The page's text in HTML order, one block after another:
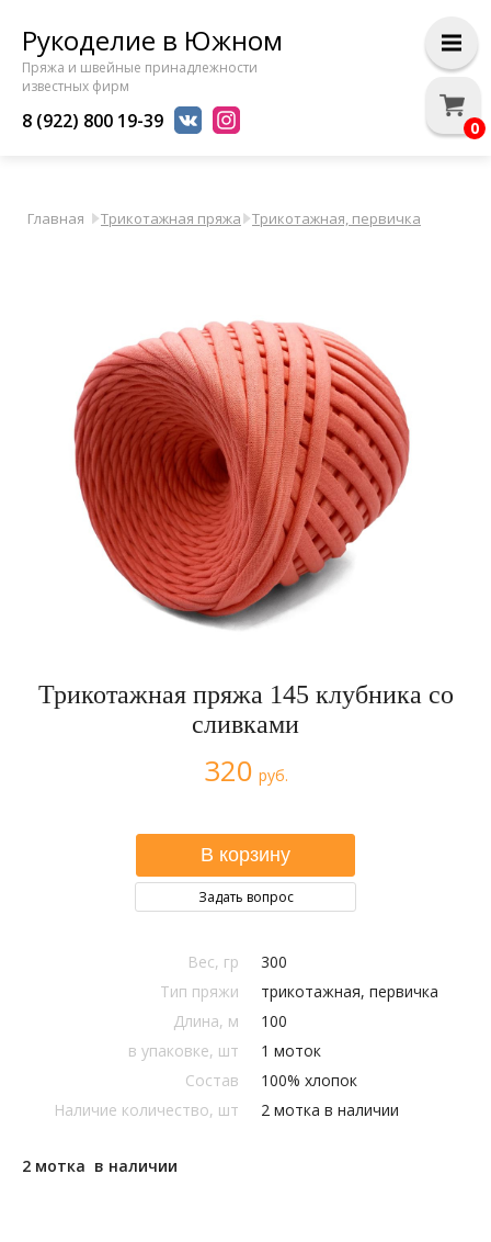
Рукоделие в Южном
Пряжа и швейные принадлежности
известных фирм
8 (922) 800 19-39
Главная Трикотажная пряжа Трикотажная, первичка
Трикотажная пряжа 145 клубника со
сливками
320 руб.
Задать вопрос
Вес, гр
300
Тип пряжи
трикотажная, первичка
Длина, м
100
в упаковке, шт
1 моток
Состав
100% хлопок
Наличие количество, шт
2 мотка в наличии
2 мотка в наличии
0